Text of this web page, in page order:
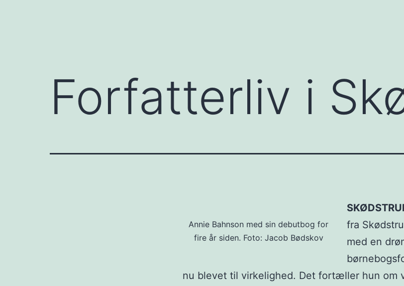
Forfatterliv i
Annie Bahnson med sin debutbog for
fire år siden. Foto: Jacob Bødskov
fra
med en
nu blevet til virkelighed. Det fortæller hun om